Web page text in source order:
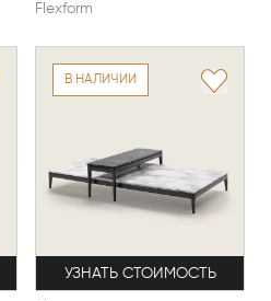
Flexform
В НАЛИЧИИ
УЗНАТЬ СТОИМОСТЬ